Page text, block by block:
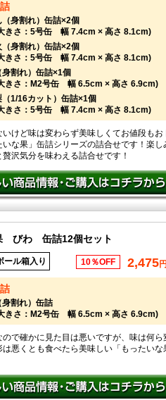
身割れ）缶詰×2個
きさ：5号缶 幅 7.4cm × 高さ 8.1cm)
身割れ）缶詰×2個
きさ：5号缶 幅 7.4cm × 高さ 8.1cm)
割れ）缶詰×1個
きさ：M2号缶 幅 6.5cm × 高さ 6.9cm)
（1/16カット）缶詰×1個
きさ：5号缶 幅 7.4cm × 高さ 8.1cm)
けど味は変わらず美味しくてお値段もお
な果」缶詰シリーズの詰合せです！楽し
沢気分を味わえる詰合せです！
びわ 缶詰12個セット
ール箱入り 10％OFF 2,475
身割れ）缶詰
きさ：M2号缶 幅 6.5cm × 高さ 6.9cm)
で確かに見た目は悪いですが、味は何ら
悪くとも食べたら美味しい「もったいな